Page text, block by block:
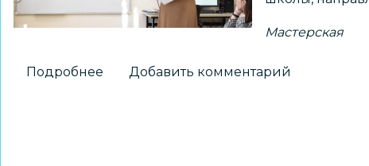
Мастерская
Подробнее Добавить комментарий